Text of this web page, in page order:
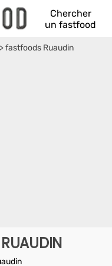
Chercher
un fastfood
>fastfoods Ruaudin